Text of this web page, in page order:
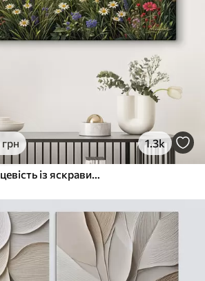
грн 1.3k
Пишна сільська місцевість із яскравим лугом диких квітів, наповненим різнокольоровими квітами під хмарним небом